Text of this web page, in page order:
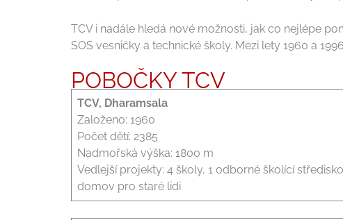
TCV i nadále hledá nové možnosti, jak co nejlépe
SOS vesničky a technické školy. Mezi lety 1960 a
POBOČKY TCV
TCV, Dharamsala
Založeno: 1960
Počet dětí: 2385
Nadmořská výška: 1800 m
Vedlejší projekty: 4 školy, 1 odborné školící
domov pro staré lidi